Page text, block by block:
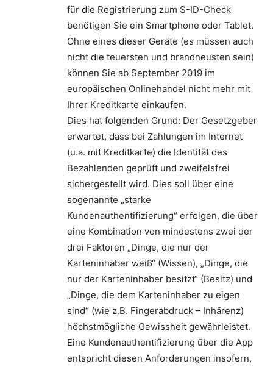
für die Registrierung zum S-ID-Check
benötigen Sie ein Smartphone oder Tablet.
Ohne eines dieser Geräte (es müssen auch
nicht die teuersten und brandneusten sein)
können Sie ab September 2019 im
europäischen Onlinehandel nicht mehr mit
Ihrer Kreditkarte einkaufen.
Dies hat folgenden Grund: Der Gesetzgeber
erwartet, dass bei Zahlungen im Internet
(u.a. mit Kreditkarte) die Identität des
Bezahlenden geprüft und zweifelsfrei
sichergestellt wird. Dies soll über eine
sogenannte „starke
Kundenauthentifizierung“ erfolgen, die über
eine Kombination von mindestens zwei der
drei Faktoren „Dinge, die nur der
Karteninhaber weiß“ (Wissen), „Dinge, die
nur der Karteninhaber besitzt“ (Besitz) und
„Dinge, die dem Karteninhaber zu eigen
sind“ (wie z.B. Fingerabdruck – Inhärenz)
höchstmögliche Gewissheit gewährleistet.
Eine Kundenauthentifizierung über die App
entspricht diesen Anforderungen insofern,